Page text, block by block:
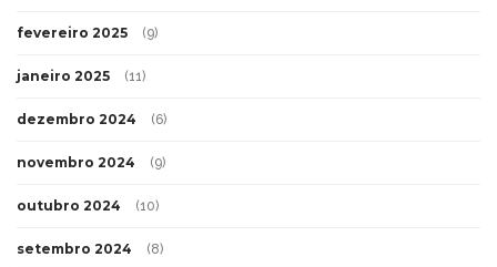
fevereiro 2025 (9)
janeiro 2025 (11)
dezembro 2024 (6)
novembro 2024 (9)
outubro 2024 (10)
setembro 2024 (8)